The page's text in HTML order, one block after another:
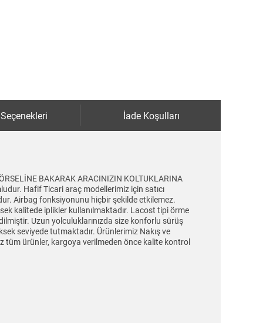
İade Koşulları
BAKARAK ARACINIZIN KOLTUKLARINA
Hafif Ticari araç modellerimiz için satıcı
Airbag fonksiyonunu hiçbir şekilde etkilemez.
kalitede iplikler kullanılmaktadır. Lacost tipi örme
Uzun yolculuklarınızda size konforlu sürüş
seviyede tutmaktadır. Ürünlerimiz Nakış ve
tüm ürünler, kargoya verilmeden önce kalite kontrol